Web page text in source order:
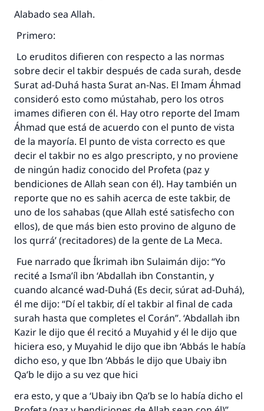
Alabado sea Allah.
Primero:
Lo eruditos difieren con respecto a las normas
sobre decir el takbir después de cada surah, desde
Surat ad-Duhá hasta Surat an-Nas. El Imam Áhmad
consideró esto como mústahab, pero los otros
imames difieren con él. Hay otro reporte del Imam
Áhmad que está de acuerdo con el punto de vista
de la mayoría. El punto de vista correcto es que
decir el takbir no es algo prescripto, y no proviene
de ningún hadiz conocido del Profeta (paz y
bendiciones de Allah sean con él). Hay también un
reporte que no es sahih acerca de este takbir, de
uno de los sahabas (que Allah esté satisfecho con
ellos), de que más bien esto provino de alguno de
los qurrá’ (recitadores) de la gente de La Meca.
Fue narrado que Íkrimah ibn Sulaimán dijo: “Yo
recité a Isma’íl ibn ‘Abdallah ibn Constantin, y
cuando alcancé wad-Duhá (Es decir, súrat ad-Duhá),
él me dijo: “Dí el takbir, dí el takbir al final de cada
surah hasta que completes el Corán”. ‘Abdallah ibn
Kazir le dijo que él recitó a Muyahid y él le dijo que
hiciera eso, y Muyahid le dijo que ibn ‘Abbás le había
dicho eso, y que Ibn ‘Abbás le dijo que Ubaiy ibn
Qa’b le dijo a su vez que hici
era esto, y que a ‘Ubaiy ibn Qa’b se lo había dicho el